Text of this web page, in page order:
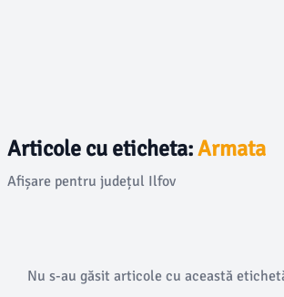
Articole cu eticheta:Armata
Afișare pentru județul Ilfov
Nu s-au găsit articole cu această